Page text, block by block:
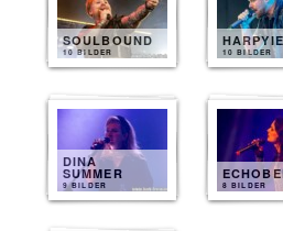
SOULBOUND
10 BILDER
HARPYIE
10 BILDER
DINA
SUMMER
9 BILDER 8 BILDER